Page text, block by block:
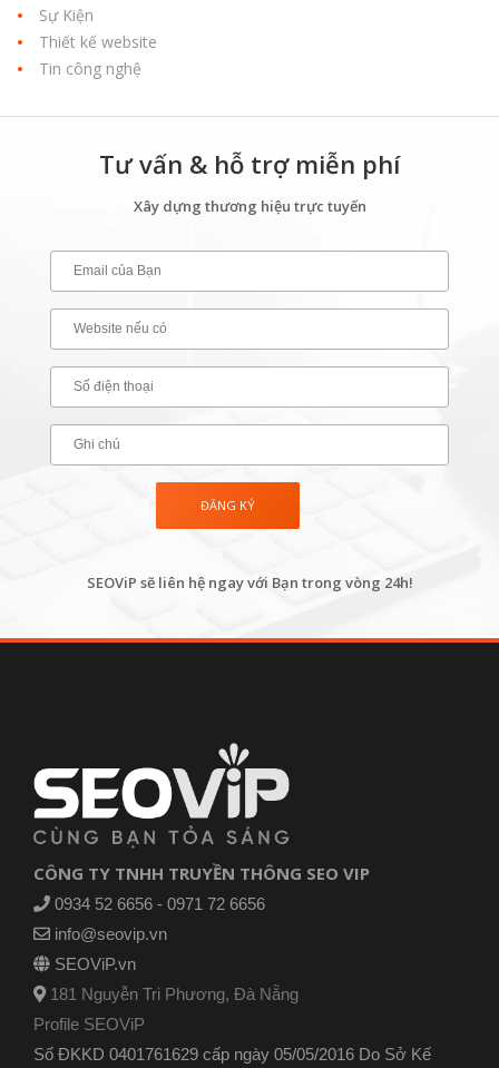
Sự Kiện
Thiết kế website
Tin công nghệ
Tư vấn & hỗ trợ miễn phí
Xây dựng thương hiệu trực tuyến
SEOViP sẽ liên hệ ngay với Bạn trong vòng 24h!
CÔNG TY TNHH TRUYỀN THÔNG SEO VIP
0934 52 6656 - 0971 72 6656
info@seovip.vn
SEOViP.vn
181 Nguyễn Tri Phương, Đà Nẵng
Profile SEOViP
Số ĐKKD 0401761629 cấp ngày 05/05/2016 Do Sở Kế